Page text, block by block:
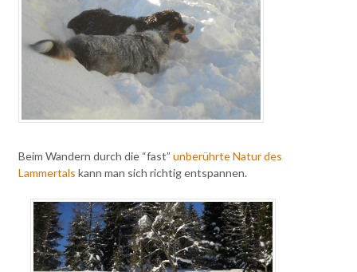
Beim Wandern durch die “fast” unberührte Natur des
Lammertals kann man sich richtig entspannen.